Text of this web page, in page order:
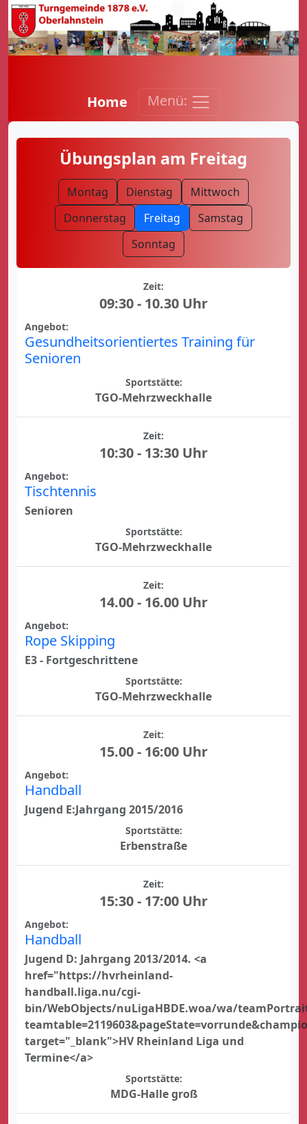
Home Menü:
Übungsplan am Freitag
Montag Dienstag
Mittwoch
Donnerstag
Freitag
Samstag
Sonntag
Zeit:
09:30 - 10.30 Uhr
Angebot:
Gesundheitsorientiertes Training für
Senioren
Sportstätte:
TGO-Mehrzweckhalle
Zeit:
10:30 - 13:30 Uhr
Angebot:
Tischtennis
Senioren
Sportstätte:
TGO-Mehrzweckhalle
Zeit:
14.00 - 16.00 Uhr
Angebot:
Rope Skipping
E3 - Fortgeschrittene
Sportstätte:
TGO-Mehrzweckhalle
Zeit:
15.00 - 16:00 Uhr
Angebot:
Handball
Jugend E:Jahrgang 2015/2016
Sportstätte:
Erbenstraße
Zeit:
15:30 - 17:00 Uhr
Angebot:
Handball
Jugend D: Jahrgang 2013/2014. <a
href="https://hvrheinland-
handball.liga.nu/cgi-
bin/WebObjects/nuLigaHBDE.woa/wa/
target="_blank">HV Rheinland Liga und
Termine</a>
Sportstätte:
MDG-Halle groß